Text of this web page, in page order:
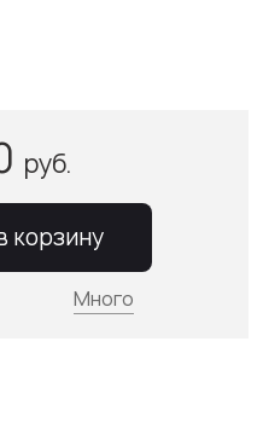
руб.
корзину
Много